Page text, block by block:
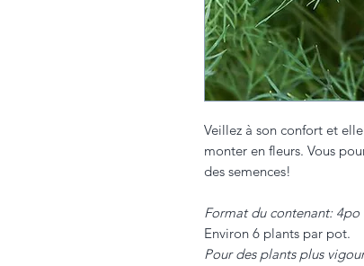
Veillez à son confort et
monter en fleurs. Vous
des semences!
Format du contenant: 4po
Environ 6 plants par pot.
Pour des plants plus